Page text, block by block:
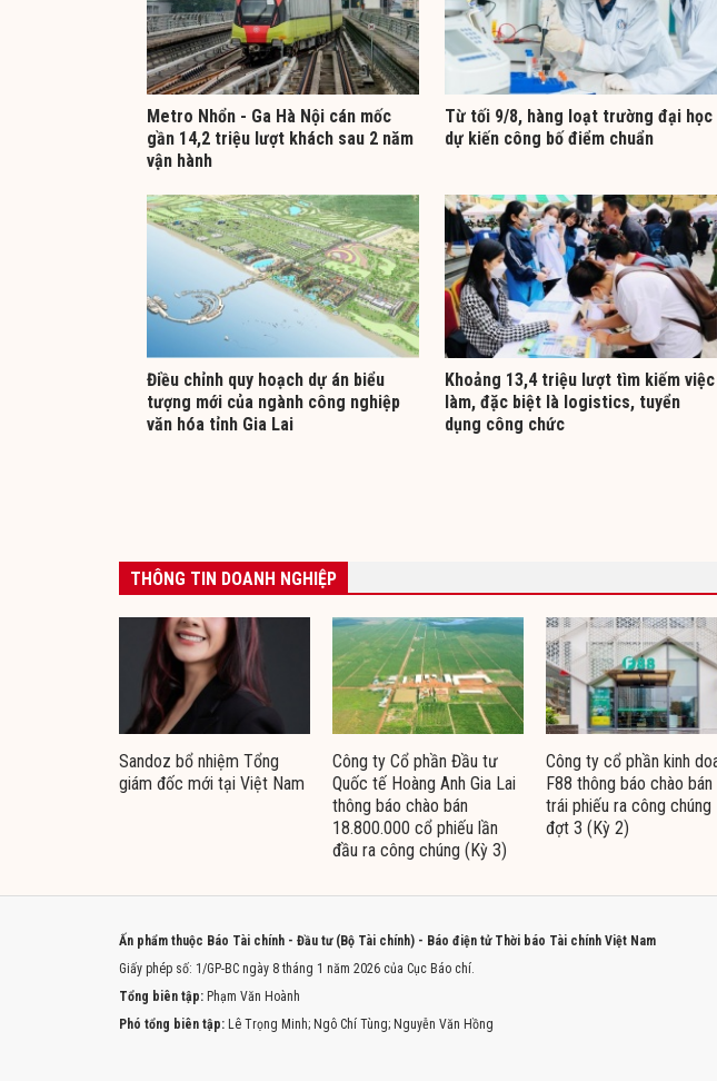
Metro Nhổn - Ga Hà Nội cán mốc
gần 14,2 triệu lượt khách sau 2 năm
vận hành
Từ tối 9/8, hàng loạt trường đại học
dự kiến công bố điểm chuẩn
Điều chỉnh quy hoạch dự án biểu
tượng mới của ngành công nghiệp
văn hóa tỉnh Gia Lai
Khoảng 13,4 triệu lượt tìm kiếm việc
làm, đặc biệt là logistics, tuyển
dụng công chức
THÔNG TIN DOANH NGHIỆP
Sandoz bổ nhiệm Tổng
giám đốc mới tại Việt Nam
Công ty Cổ phần Đầu tư
Quốc tế Hoàng Anh Gia Lai
thông báo chào bán
18.800.000 cổ phiếu lần
đầu ra công chúng (Kỳ 3)
Công ty cổ phần kinh
F88 thông báo chào bán
trái phiếu ra công chúng
đợt 3 (Kỳ 2)
Ấn phẩm thuộc Báo Tài chính - Đầu tư (Bộ Tài chính) - Báo điện tử Thời báo Tài chính Việt Nam
Giấy phép số: 1/GP-BC ngày 8 tháng 1 năm 2026 của Cục Báo chí.
Tổng biên tập: Phạm Văn Hoành
Phó tổng biên tập: Lê Trọng Minh; Ngô Chí Tùng; Nguyễn Văn Hồng